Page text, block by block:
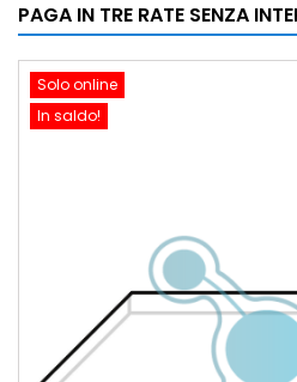
PAGA IN TRE RATE SENZA
Solo online
In saldo!